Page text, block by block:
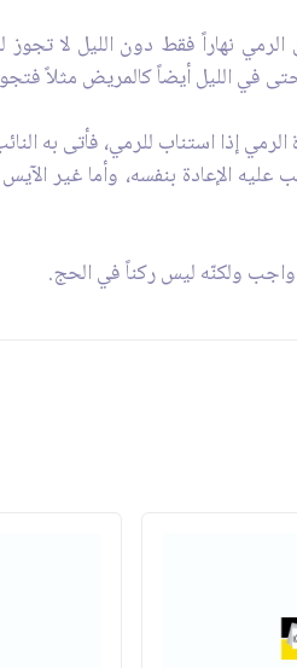
نهاراً فقط دون الليل لا تجوز
في الليل أيضاً كالمريض مثلاً فتجوز
إذا استناب للرمي، فأتى به
عليه الإعادة بنفسه، وأما غير
واجب ولكنّه ليس ركناً في الحج.